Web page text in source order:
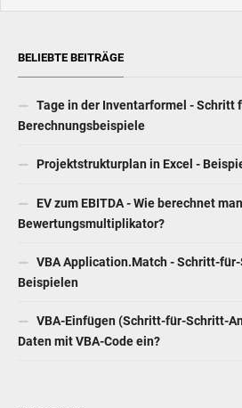
BELIEBTE BEITRÄGE
Tage in der Inventarformel - Schritt
Berechnungsbeispiele
Projektstrukturplan in Excel -
EV zum EBITDA - Wie berechnet
Bewertungsmultiplikator?
VBA Application.Match - Schritt-
Beispielen
VBA-Einfügen (Schritt-für-Schritt-
Daten mit VBA-Code ein?